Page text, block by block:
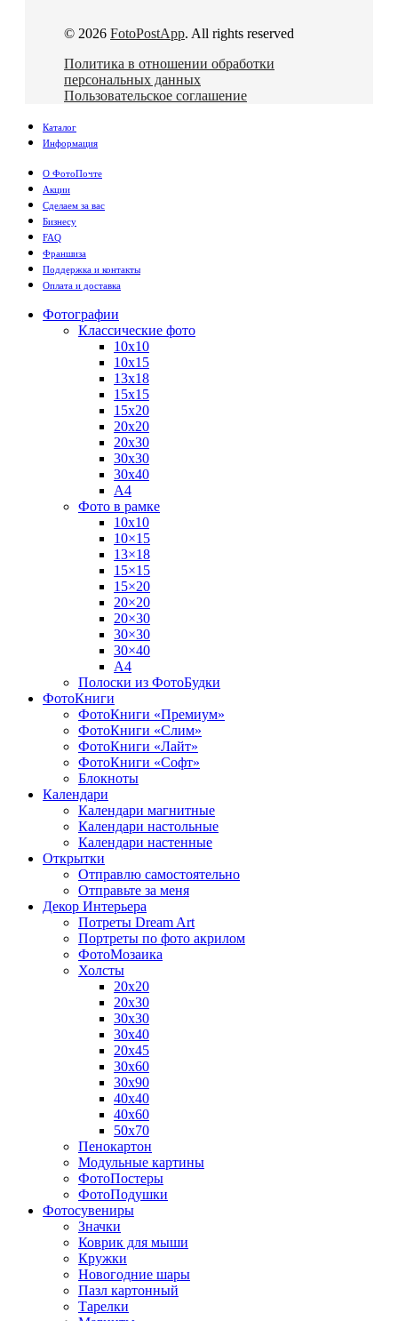
© 2026 FotoPostApp. All rights reserved
Политика в отношении обработки
персональных данных
Пользовательское соглашение
Каталог
Информация
О ФотоПочте
Акции
Сделаем за вас
Бизнесу
FAQ
Франшиза
Поддержка и контакты
Оплата и доставка
Фотографии
Классические фото
10х10
10х15
13х18
15х15
15х20
20х20
20х30
30х30
30х40
А4
Фото в рамке
10х10
10×15
13×18
15×15
15×20
20×20
20×30
30×30
30×40
A4
Полоски из ФотоБудки
ФотоКниги
ФотоКниги «Премиум»
ФотоКниги «Слим»
ФотоКниги «Лайт»
ФотоКниги «Софт»
Блокноты
Календари
Календари магнитные
Календари настольные
Календари настенные
Открытки
Отправлю самостоятельно
Отправьте за меня
Декор Интерьера
Потреты Dream Art
Портреты по фото акрилом
ФотоМозаика
Холсты
20х20
20х30
30х30
30х40
20х45
30х60
30х90
40х40
40х60
50х70
Пенокартон
Модульные картины
ФотоПостеры
ФотоПодушки
Фотоcувениры
Значки
Коврик для мыши
Кружки
Новогодние шары
Пазл картонный
Тарелки